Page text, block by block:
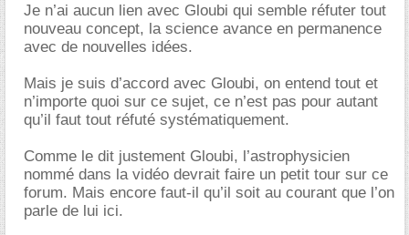
Je n’ai aucun lien avec Gloubi qui semble réfuter tout
nouveau concept, la science avance en permanence
avec de nouvelles idées.
Mais je suis d’accord avec Gloubi, on entend tout et
n’importe quoi sur ce sujet, ce n’est pas pour autant
qu’il faut tout réfuté systématiquement.
Comme le dit justement Gloubi, l’astrophysicien
nommé dans la vidéo devrait faire un petit tour sur ce
forum. Mais encore faut-il qu’il soit au courant que l’on
parle de lui ici.